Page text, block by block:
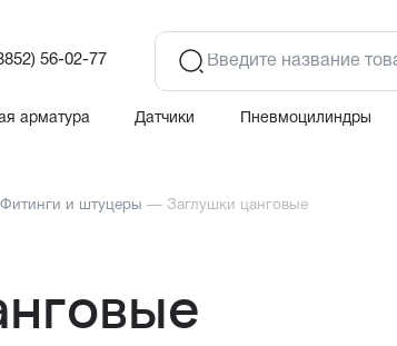
56-02-77
арматура Датчики Пневмоцилиндры
Фитинги и штуцеры — Заглушки цанговые